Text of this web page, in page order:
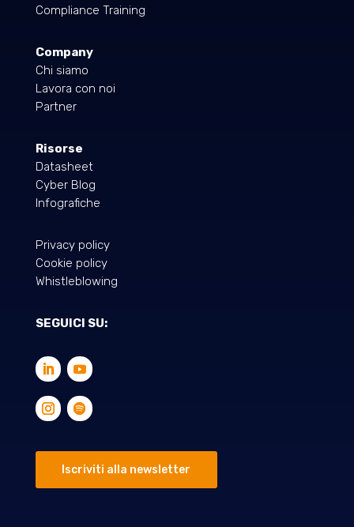
Compliance Training
Company
Chi siamo
Lavora con noi
Partner
Risorse
Datasheet
Cyber Blog
Infografiche
Privacy policy
Cookie policy
Whistleblowing
SEGUICI SU:
Iscriviti alla newsletter